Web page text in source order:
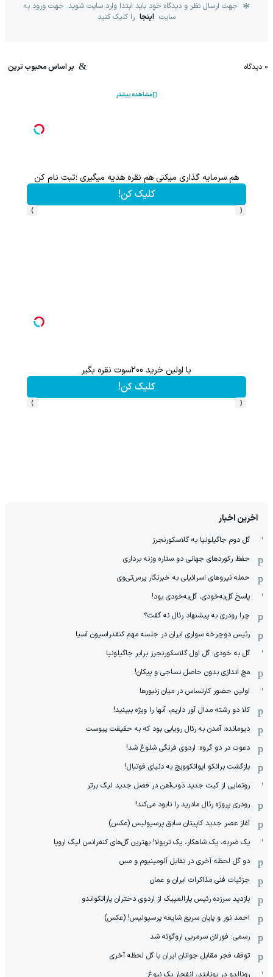
جهت ارسال نظر و دیدگاه خود باید ابتدا وارد سایت شوید. جهت ورود به
سایت اینجا را کلیک کنید
0 دیدگاه بر اساس محبوب ترین
مشاهده بیشتر
هم سرمایه گذاری میکنی هم نقره هدیه میگیری ؛ثبت نام کن
کلیک کن!
‹
›
با اولین خرید 200سوت نقره بگیر
کلیک کن!
‹
›
آخرین اخبار
گل دوم جاگیلونیا به گلاسکورنجرز
حفظ رکوردهای جهانی دو ستاره وزنه برداری
حمله نیروهای اسرائیلی به خبرنگار پرس‌تی‌وی
پاسخ گل‌به‌خودی، گل‌به‌خودی بود!
چرا رودری به پیشنهاد رئال نه گفت؟
رئیس دوچرخه سواری ایران در جلسه مهم کنفدراسیون آسیا
گل به خودی؛ گل اول گلاسکورنجرز برابر جاگیلونیا
مچ اندازی بدون حاصل نساجی و پیکان!
اولین حضور کارتساس در میان زنبورها
کلا دو‌ رشته مدال آور داریم، آنها را ویژه ببینید!
دیومانده: آمدن به رئال رویایی بود که به حقیقت پیوست
دعوت در دو گروه: اردوی فرنگی شلوغ شد!
بازگشت برانکو ایوانکوویچ به دنیای فوتبال!
رونمایی از کیت جدید ذوب‌آهن در فصل جدید لیگ برتر
رودری پروژه رئال مادرید را نابود می‌کند!
آغاز عصر جدید کاپیتان سابق پرسپولیس (عکس)
یک ضربه، یک شاهکار، یک تریولا! بهترین گل‌های کنفرانس لیگ اروپا
دو گل لحظه آخری در تقابل آلومینیوم و مس
جزئیات فنی مذاکرات ایران و عمان
بازدید سرزده رئیس پارالمپیک از اردوی دختران پاراتکواندو
احمد نور و پایان سریع شایعه پرسپولیس! (عکس)
رسمی: فورلان سرمربی اروگوئه شد
توقف فجر مقابل جوانان ایران با گل لحظه آخری
رونالدو در یونایتد، انفجار یک نبوغ